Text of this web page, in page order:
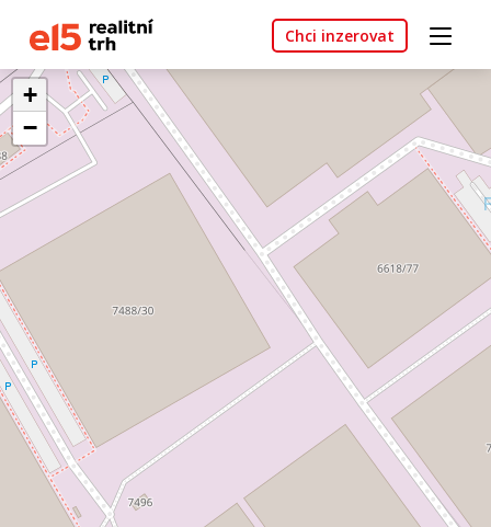
Chci inzerovat
+
−